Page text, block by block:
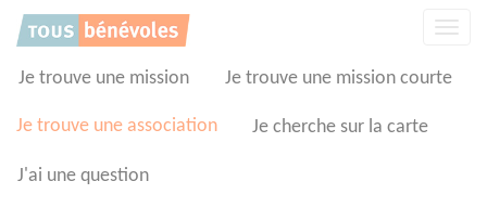
Je trouve une mission Je trouve une mission courte
Je trouve une association Je cherche sur la carte
J'ai une question
Panneau de gestion des cookies